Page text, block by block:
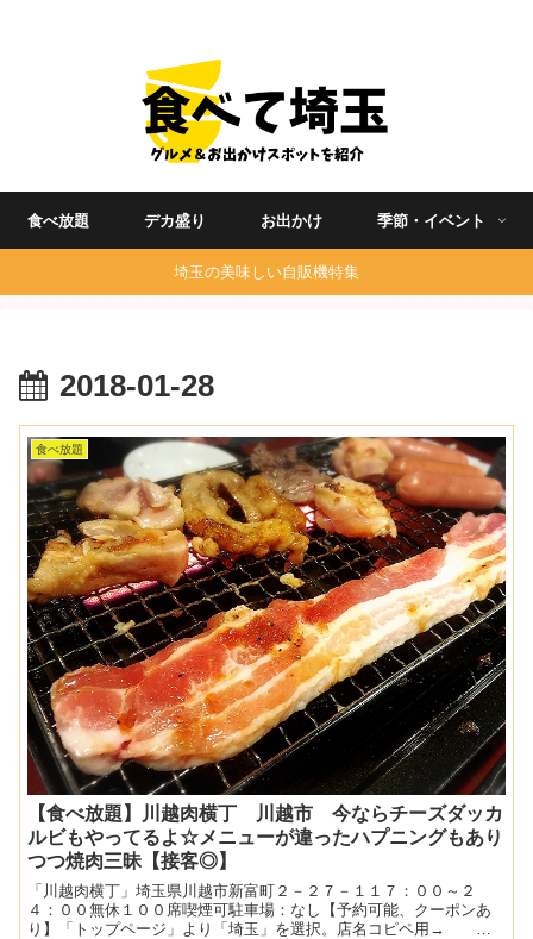
食べ放題 デカ盛り お出かけ 季節・イベント
埼玉の美味しい自販機特集
2018-01-28
食べ放題
【食べ放題】川越肉横丁 川越市 今ならチーズダッカ
ルビもやってるよ☆メニューが違ったハプニングもあり
つつ焼肉三昧【接客◎】
「川越肉横丁」埼玉県川越市新富町２－２７－１１７：００～２
４：００無休１００席喫煙可駐車場：なし【予約可能、クーポンあ
り】「トップページ」より「埼玉」を選択。店名コピペ用→ 川